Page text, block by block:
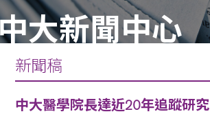
大新聞中心
新聞稿
中大醫學院長達近20年追蹤研究